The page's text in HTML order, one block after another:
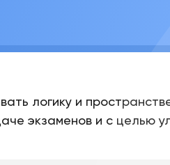
логику и
экзаменов и с целью